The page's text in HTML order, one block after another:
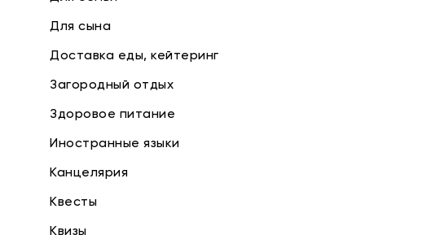
Для сына
Доставка еды, кейтеринг
Загородный отдых
Здоровое питание
Иностранные языки
Канцелярия
Квесты
Квизы